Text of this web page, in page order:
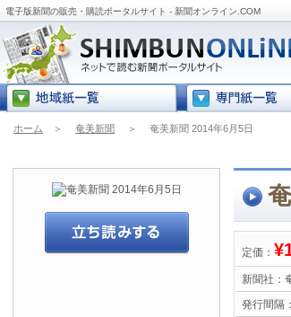
電子版新聞の販売・購読ポータルサイト - 新聞オンライン.COM
ホーム ＞ 奄美新聞 ＞ 奄美新聞 2014年6月5日
定価：
新聞社：
発行間隔：